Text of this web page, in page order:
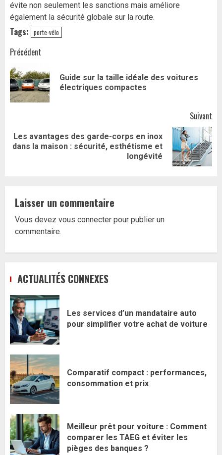
évite non seulement les sanctions mais améliore
également la sécurité globale sur la route.
Tags: porte-vélo
Navigation
d’article
Précédent
Guide sur la taille idéale des voitures
électriques compactes
Suivant
Article
Les avantages des garde-corps en inox
dans la maison : sécurité, esthétisme et
longévité
Laisser un commentaire
Vous devez vous connecter pour publier un
commentaire.
ACTUALITÉS CONNEXES
Les services d’un mandataire auto
pour simplifier votre achat de voiture
Comparatif compact : performances,
consommation et prix
Meilleur prêt pour voiture : Comment
comparer les TAEG et éviter les
pièges des banques ?